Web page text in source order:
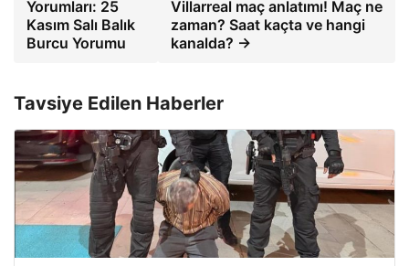
Yorumları: 25
Kasım Salı Balık
Burcu Yorumu
Villarreal maç anlatımı! Maç ne
zaman? Saat kaçta ve hangi
kanalda? →
Tavsiye Edilen Haberler